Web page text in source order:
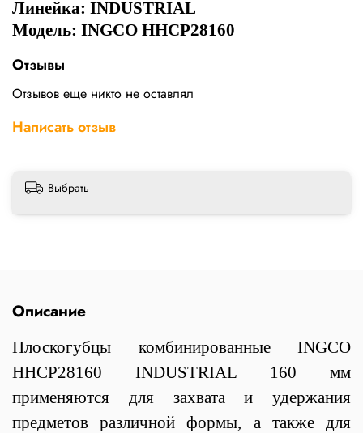
Линейка: INDUSTRIAL
Модель: INGCO HHCP28160
Отзывы
Отзывов еще никто не оставлял
Написать отзыв
Выбрать
Описание
Плоскогубцы комбинированные INGCO
HHCP28160 INDUSTRIAL 160 мм
применяются для захвата и удержания
предметов различной формы, а также для